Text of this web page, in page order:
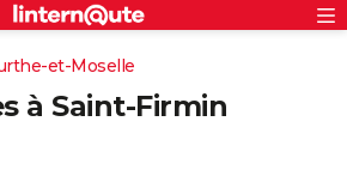
S'inscrire
Connexion
et-Moselle
à Saint-Firmin